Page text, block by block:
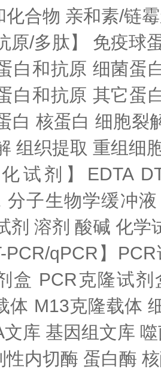
化合物 亲和素/链
原/多肽】 免疫球
白和抗原 细菌蛋
白和抗原 其它蛋
白 核蛋白 细胞裂
组织提取 重组细
试剂】EDTA
分子生物学缓冲
剂 溶剂 酸碱 化学
PCR/qPCR】
盒 PCR克隆试
体 M13克隆载体
库 基因组文库
性内切酶 蛋白酶